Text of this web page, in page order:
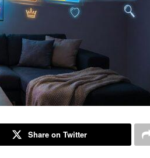
Share on Twitter